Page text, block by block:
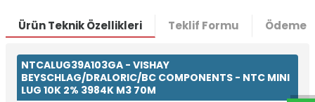
W
h
t
a
p
p
D
e
s
e
H
a
t
t
Ürün Teknik Özellikleri Teklif Formu Ödeme
NTCALUG39A103GA - VISHAY
BEYSCHLAG/DRALORIC/BC COMPONENTS - NTC MINI
LUG 10K 2% 3984K M3 70M